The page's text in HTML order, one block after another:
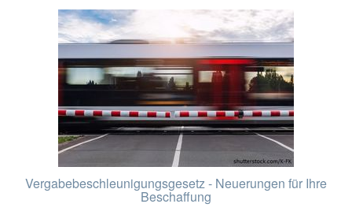
Vergabebeschleunigungsgesetz - Neuerungen für Ihre
Beschaffung